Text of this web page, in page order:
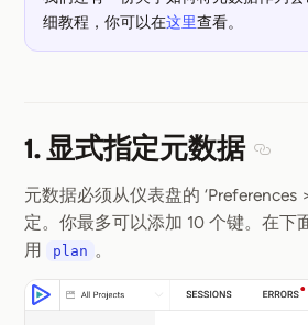
细教程，你可以在这里查看。
1. 显式指定元数据
元数据必须从仪表盘的 ‘Preferences
定。你最多可以添加 10 个键。在下
用
plan 。